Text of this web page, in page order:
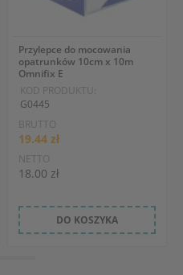
Przylepce do mocowania
opatrunków 10cm x 10m
Omnifix E
KOD PRODUKTU:
G0445
BRUTTO
19.44 zł
NETTO
18.00 zł
DO KOSZYKA